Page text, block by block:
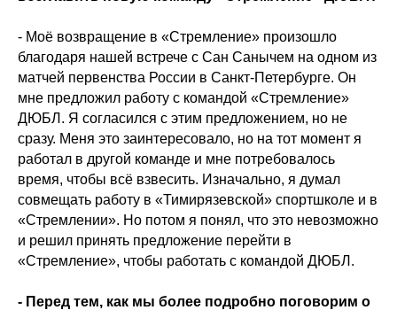
- Моё возвращение в «Стремление» произошло
благодаря нашей встрече с Сан Санычем на одном из
матчей первенства России в Санкт-Петербурге. Он
мне предложил работу с командой «Стремление»
ДЮБЛ. Я согласился с этим предложением, но не
сразу. Меня это заинтересовало, но на тот момент я
работал в другой команде и мне потребовалось
время, чтобы всё взвесить. Изначально, я думал
совмещать работу в «Тимирязевской» спортшколе и в
«Стремлении». Но потом я понял, что это невозможно
и решил принять предложение перейти в
«Стремление», чтобы работать с командой ДЮБЛ.
- Перед тем, как мы более подробно поговорим о